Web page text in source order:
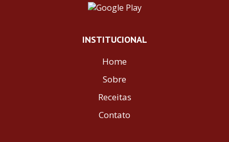
INSTITUCIONAL
Home
Sobre
Receitas
Contato